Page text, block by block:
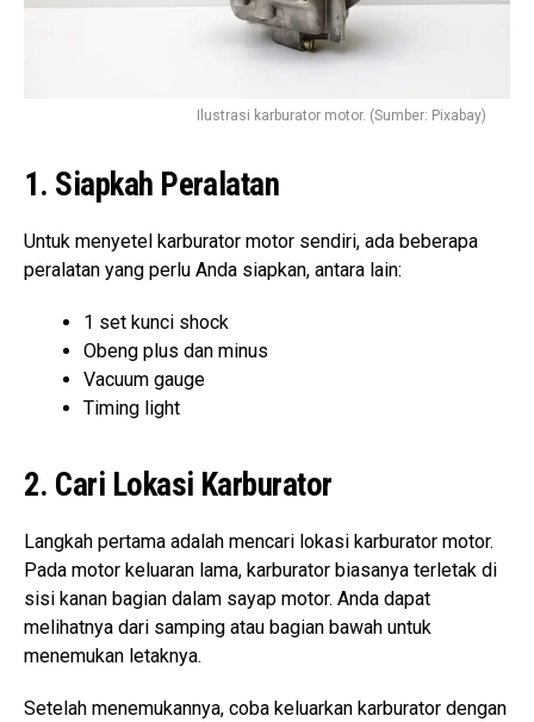
Ilustrasi karburator motor. (Sumber: Pixabay)
1. Siapkah Peralatan
Untuk menyetel karburator motor sendiri, ada beberapa
peralatan yang perlu Anda siapkan, antara lain:
1 set kunci shock
Obeng plus dan minus
Vacuum gauge
Timing light
2. Cari Lokasi Karburator
Langkah pertama adalah mencari lokasi karburator motor.
Pada motor keluaran lama, karburator biasanya terletak di
sisi kanan bagian dalam sayap motor. Anda dapat
melihatnya dari samping atau bagian bawah untuk
menemukan letaknya.
Setelah menemukannya, coba keluarkan karburator dengan